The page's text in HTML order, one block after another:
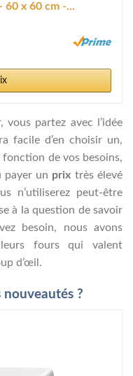
60 x 60 cm -...
partez avec l’idée
facile d’en choisir un,
fonction de vos besoins,
payer un prix très élevé
n’utiliserez peut-être
à la question de savoir
besoin, nous avons
fours qui valent
d’œil.
nouveautés ?